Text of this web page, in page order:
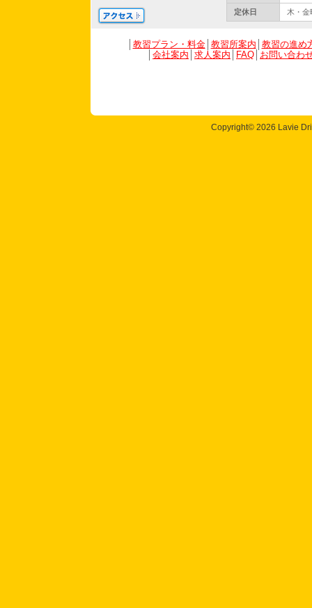
定休日 木・金
教習プラン・料金│ 教習所案内 教習の進め
会社案内 求人案内 FAQ お問い合わ
Copyright© 2026 Lavie